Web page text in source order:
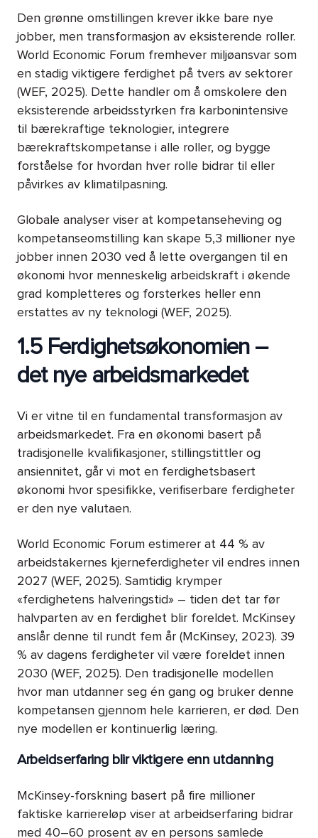
Den grønne omstillingen krever ikke bare nye
jobber, men transformasjon av eksisterende roller.
World Economic Forum fremhever miljøansvar som
en stadig viktigere ferdighet på tvers av sektorer
(WEF, 2025). Dette handler om å omskolere den
eksisterende arbeidsstyrken fra karbonintensive
til bærekraftige teknologier, integrere
bærekraftskompetanse i alle roller, og bygge
forståelse for hvordan hver rolle bidrar til eller
påvirkes av klimatilpasning.
Globale analyser viser at kompetanseheving og
kompetanseomstilling kan skape 5,3 millioner nye
jobber innen 2030 ved å lette overgangen til en
økonomi hvor menneskelig arbeidskraft i økende
grad kompletteres og forsterkes heller enn
erstattes av ny teknologi (WEF, 2025).
1.5 Ferdighetsøkonomien –
det nye arbeidsmarkedet
Vi er vitne til en fundamental transformasjon av
arbeidsmarkedet. Fra en økonomi basert på
tradisjonelle kvalifikasjoner, stillingstittler og
ansiennitet, går vi mot en ferdighetsbasert
økonomi hvor spesifikke, verifiserbare ferdigheter
er den nye valutaen.
World Economic Forum estimerer at 44 % av
arbeidstakernes kjerneferdigheter vil endres innen
2027 (WEF, 2025). Samtidig krymper
«ferdighetens halveringstid» – tiden det tar før
halvparten av en ferdighet blir foreldet. McKinsey
anslår denne til rundt fem år (McKinsey, 2023). 39
% av dagens ferdigheter vil være foreldet innen
2030 (WEF, 2025). Den tradisjonelle modellen
hvor man utdanner seg én gang og bruker denne
kompetansen gjennom hele karrieren, er død. Den
nye modellen er kontinuerlig læring.
Arbeidserfaring blir viktigere enn utdanning
McKinsey-forskning basert på fire millioner
faktiske karriereløp viser at arbeidserfaring bidrar
med 40–60 prosent av en persons samlede